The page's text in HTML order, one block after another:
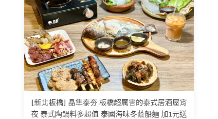
[新北板橋] 晶隼泰夯 板橋超厲害的泰式居酒屋宵
夜 泰式陶鍋料多超值 泰國海味冬蔭船麵 加1元送